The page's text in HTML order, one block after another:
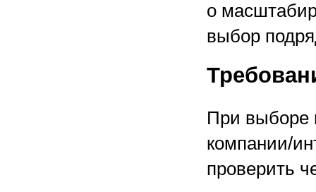
о
выбор
При выборе
компании/
проверить